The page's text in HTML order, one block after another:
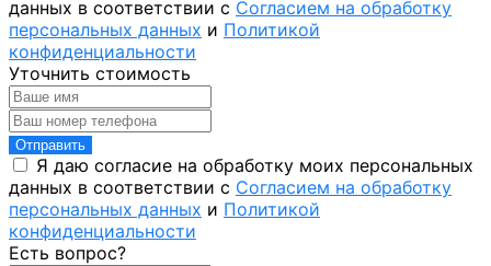
данных в соответствии с Согласием на обработку
персональных данных и Политикой
конфиденциальности
Уточнить стоимость
Отправить
Я даю согласие на обработку моих персональных
данных в соответствии с Согласием на обработку
персональных данных и Политикой
конфиденциальности
Есть вопрос?